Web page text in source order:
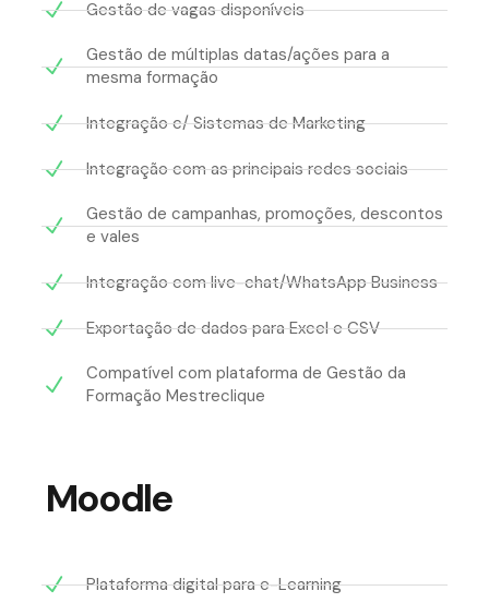
Gestão de vagas disponíveis
Gestão de múltiplas datas/ações para a
mesma formação
Integração c/ Sistemas de Marketing
Integração com as principais redes sociais
Gestão de campanhas, promoções, descontos
e vales
Integração com live-chat/WhatsApp Business
Exportação de dados para Excel e CSV
Compatível com plataforma de Gestão da
Formação Mestreclique
Moodle
Plataforma digital para e-Learning